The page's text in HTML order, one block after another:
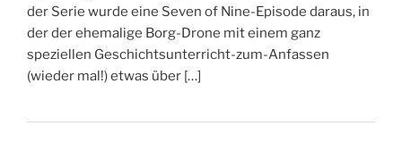
der Serie wurde eine Seven of Nine-Episode daraus, in
der der ehemalige Borg-Drone mit einem ganz
speziellen Geschichtsunterricht-zum-Anfassen
(wieder mal!) etwas über […]